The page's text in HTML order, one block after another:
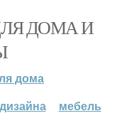
ДОМА И
дома
мебель